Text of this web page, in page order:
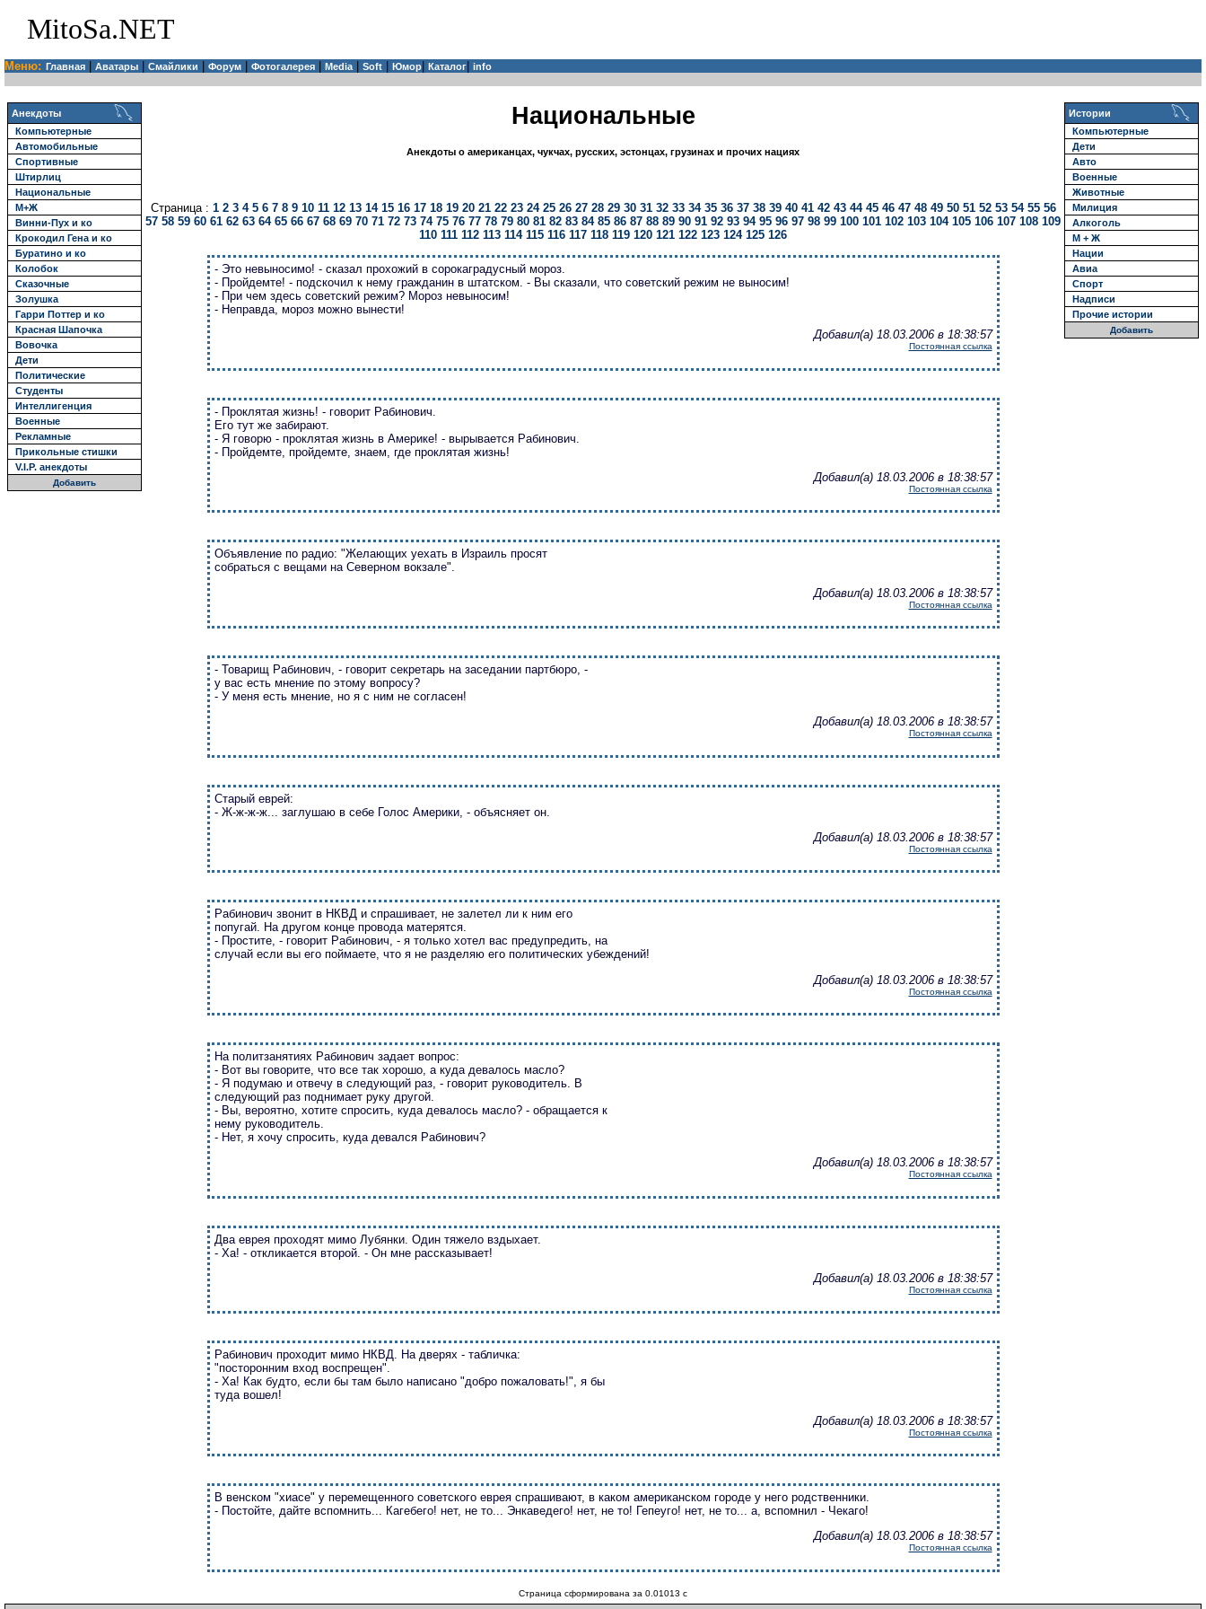
MitoSa.NET
Меню: Главная Аватары Смайлики Форум Фотогалерея Media| Soft Юмор Каталог info
Анекдоты
Компьютерные
Автомобильные
Спортивные
Штирлиц
Национальные
М+Ж
Винни-Пух и ко
Крокодил Гена и ко
Буратино и ко
Колобок
Сказочные
Золушка
Гарри Поттер и ко
Красная Шапочка
Вовочка
Дети
Политические
Студенты
Интеллигенция
Военные
Рекламные
Прикольные стишки
V.I.P. анекдоты
Добавить
Национальные
Анекдоты о американцах, чукчах, русских, эстонцах, грузинах и прочих нациях
Страница : 1 2 3 4 5 6 7 8 9 10 11 12 13 14 15 16 17 18 19 20 21 22 23 24 25 26 27 28 29 30 31 32 33 34 35 36 37 38 39 40 41 42 43 44 45 46 47 48 49 50 51 52 53 54 55 56
57 58 59 60 61 62 63 64 65 66 67 68 69 70 71 72 73 74 75 76 77 78 79 80 81 82 83 84 85 86 87 88 89 90 91 92 93 94 95 96 97 98 99 100 101 102 103 104 105 106 107 108 109
110 111 112 113 114 115 116 117 118 119 120 121 122 123 124 125 126
- Это невыносимо! - сказал прохожий в сорокаградусный мороз.
- Пройдемте! - подскочил к нему гражданин в штатском. - Вы сказали, что советский режим не выносим!
- При чем здесь советский режим? Мороз невыносим!
- Неправда, мороз можно вынести!
Добавил(а) 18.03.2006 в 18:38:57
Постоянная ссылка
- Проклятая жизнь! - говорит Рабинович.
Его тут же забирают.
- Я говорю - проклятая жизнь в Америке! - вырывается Рабинович.
- Пройдемте, пройдемте, знаем, где проклятая жизнь!
Добавил(а) 18.03.2006 в 18:38:57
Постоянная ссылка
Объявление по радио: "Желающих уехать в Израиль просят
собраться с вещами на Северном вокзале".
Добавил(а) 18.03.2006 в 18:38:57
Постоянная ссылка
- Товарищ Рабинович, - говорит секретарь на заседании партбюро, -
у вас есть мнение по этому вопросу?
- У меня есть мнение, но я с ним не согласен!
Добавил(а) 18.03.2006 в 18:38:57
Постоянная ссылка
Старый еврей:
- Ж-ж-ж-ж... заглушаю в себе Голос Америки, - объясняет он.
Добавил(а) 18.03.2006 в 18:38:57
Постоянная ссылка
Рабинович звонит в НКВД и спрашивает, не залетел ли к ним его
попугай. На другом конце провода матерятся.
- Простите, - говорит Рабинович, - я только хотел вас предупредить, на
случай если вы его поймаете, что я не разделяю его политических убеждений!
Добавил(а) 18.03.2006 в 18:38:57
Постоянная ссылка
На политзанятиях Рабинович задает вопрос:
- Вот вы говорите, что все так хорошо, а куда девалось масло?
- Я подумаю и отвечу в следующий раз, - говорит руководитель. В
следующий раз поднимает руку другой.
- Вы, вероятно, хотите спросить, куда девалось масло? - обращается к
нему руководитель.
- Нет, я хочу спросить, куда девался Рабинович?
Добавил(а) 18.03.2006 в 18:38:57
Постоянная ссылка
Два еврея проходят мимо Лубянки. Один тяжело вздыхает.
- Ха! - откликается второй. - Он мне рассказывает!
Добавил(а) 18.03.2006 в 18:38:57
Постоянная ссылка
Рабинович проходит мимо НКВД. На дверях - табличка:
"посторонним вход воспрещен".
- Ха! Как будто, если бы там было написано "добро пожаловать!", я бы
туда вошел!
Добавил(а) 18.03.2006 в 18:38:57
Постоянная ссылка
В венском "хиасе" у перемещенного советского еврея спрашивают, в каком американском городе у него родственники.
- Постойте, дайте вспомнить... Кагебего! нет, не то... Энкаведего! нет, не то! Гепеуго! нет, не то... а, вспомнил - Чекаго!
Добавил(а) 18.03.2006 в 18:38:57
Постоянная ссылка
Истории
Компьютерные
Дети
Авто
Военные
Животные
Милиция
Алкоголь
М + Ж
Нации
Авиа
Спорт
Надписи
Прочие истории
Добавить
Страница сформирована за 0.01013 c